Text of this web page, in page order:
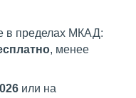
в пределах МКАД:
, менее
или на